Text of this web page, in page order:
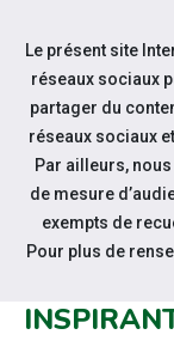
Aller au contenu
Nos
CAP
Le présent site
réseaux sociaux
partager du
réseaux sociaux
Par ailleurs,
de mesure
exempts de
Pour plus de